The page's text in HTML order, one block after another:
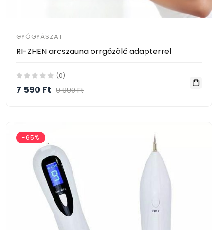
GYÓGYÁSZAT
RI-ZHEN arcszauna orrgőzölő adapterrel
(0)
7 590 Ft 9 990 Ft
-65%